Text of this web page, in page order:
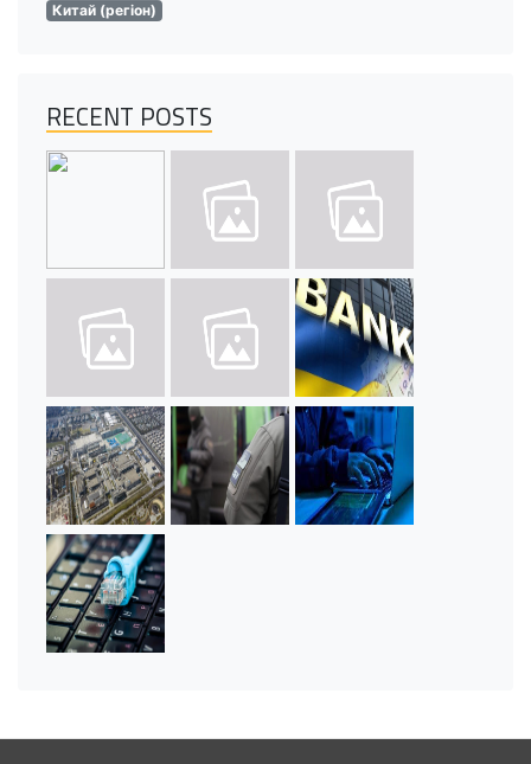
Китай (регіон)
RECENT POSTS